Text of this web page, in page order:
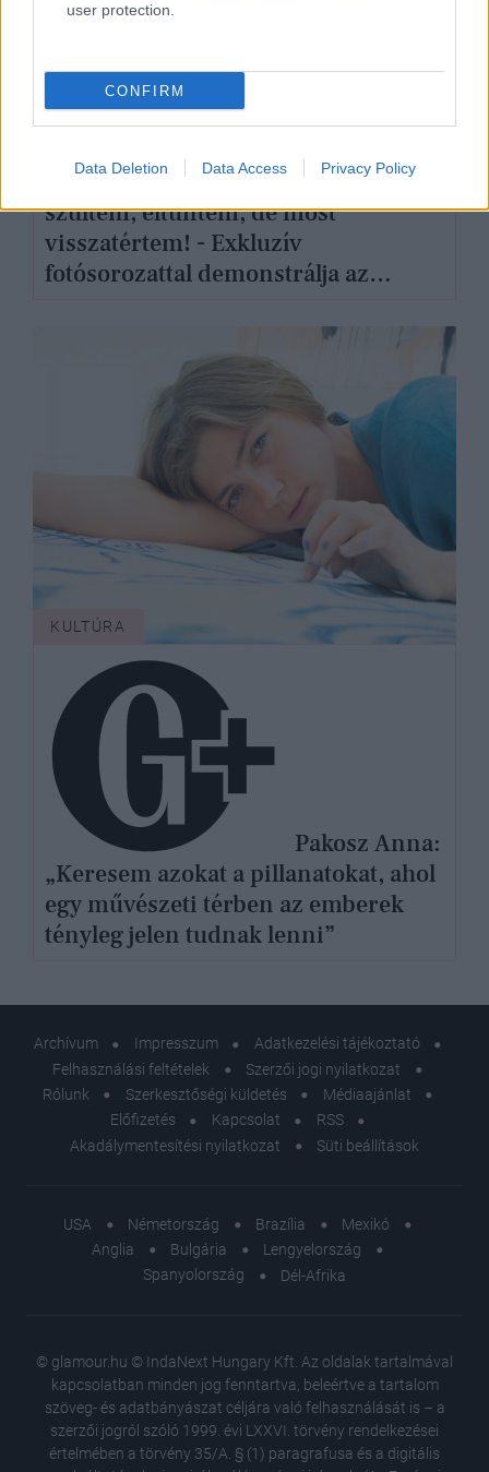
user protection.
CONFIRM
Data Deletion Data Access Privacy Policy
szültem, eltűntem, de most
visszatértem! - Exkluzív
fotósorozattal demonstrálja az
KULTÚRA
„Keresem azokat a pillanatokat, ahol
egy művészeti térben az emberek
tényleg jelen tudnak lenni”
Archívum Impresszum
Adatkezelési tájékoztató
Felhasználási feltételek
Szerzői jogi nyilatkozat
Rólunk
Szerkesztőségi küldetés
Médiaajánlat
Előfizetés
Kapcsolat
RSS
Akadálymentesítési nyilatkozat
Süti beállítások
USA Németország Brazília
Mexikó
Anglia
Bulgária
Lengyelország
Spanyolország
Dél-Afrika
© glamour.hu © IndaNext Hungary Kft. Az oldalak tartalmával
kapcsolatban minden jog fenntartva, beleértve a tartalom
szöveg- és adatbányászat céljára való felhasználását is – a
szerzői jogról szóló 1999. évi LXXVI. törvény rendelkezései
értelmében a törvény 35/A. § (1) paragrafusa és a digitális